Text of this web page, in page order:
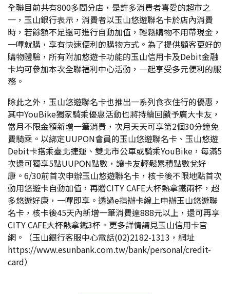
全聯目前共有800多間分店，是許多消費者喜愛的超市之
一，玉山銀行表示，消費者以玉山悠遊聯名卡於店內消費
時，若餘額不足還可進行自動加值，輕鬆購物不用帶現金，
一嗶就購，享有快速便利的購物方式。為了提供顧客更好的
購物體驗，所有附加悠遊卡功能的玉山信用卡及Debit金融
卡均可參加本次全聯福利中心活動，一起享受多元便利的服
務。
除此之外，玉山悠遊聯名卡也推出一系列食衣住行的優惠，
其中YouBike獨家騎乘優惠活動也將持續回饋予廣大卡友，
當月不限金額新增一筆消費，次月天天可享第2個30分鐘免
費騎乘。以綁定UUPON會員的玉山悠遊聯名卡、玉山悠遊
Debit卡搭乘臺北捷運、雙北市公車或騎乘YouBike，每滿5
次還可獨享5點UUPON點數，讓卡友輕鬆累積點數兌好
康。6/30前首次申辦玉山悠遊聯名卡，核卡後不限地點首次
動用悠遊卡自動加值，再贈CITY CAFE大杯熱拿鐵兩杯，超
多悠遊好康，一嗶即享。透過e指辦卡線上申辦玉山悠遊聯
名卡，核卡後45天內新增一筆消費達888元以上，還可再享
CITY CAFE大杯熱拿鐵3杯。更多詳情請見玉山信用卡官
網。（玉山銀行客服中心電話(02)2182-1313，網址
https://www.esunbank.com.tw/bank/personal/credit-
card）